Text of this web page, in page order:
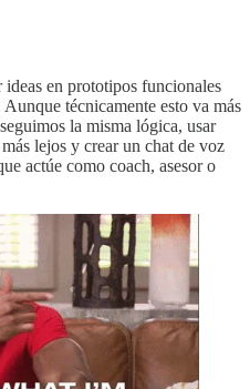
en prototipos funcionales
técnicamente esto va más
la misma lógica, usar
lejos y crear un chat de voz
actúe como coach, asesor o